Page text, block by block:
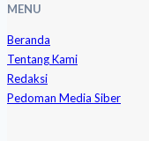
MENU
Beranda
Tentang Kami
Redaksi
Pedoman Media Siber